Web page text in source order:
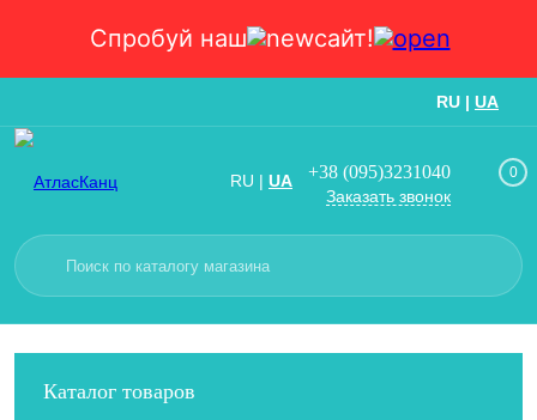
Спробуй наш сайт!
RU | UA
RU | UA +38 (095)3231040
Заказать звонок
0
Каталог товаров